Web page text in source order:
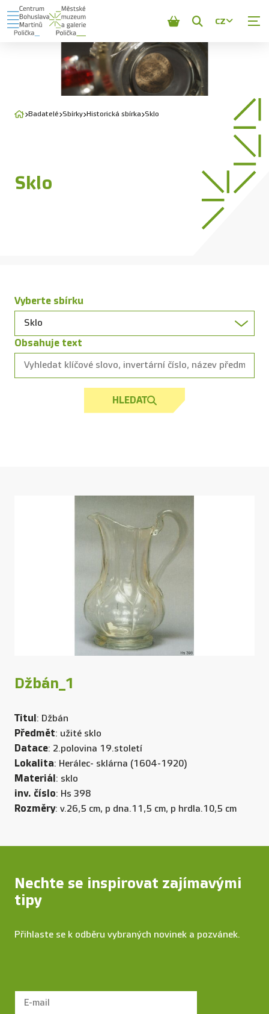
Zobrazit
vyhledávání
CZ
Badatelé Sbírky Historická sbírka Sklo
Sklo
Vyberte sbírku
Obsahuje text
HLEDAT
Džbán_1
Titul: Džbán
Předmět: užité sklo
Datace: 2.polovina 19.století
Lokalita: Herálec- sklárna (1604-1920)
Materiál: sklo
inv. číslo: Hs 398
Rozměry: v.26,5 cm, p dna.11,5 cm, p hrdla.10,5 cm
Nechte se inspirovat zajímavými
tipy
Přihlaste se k odběru vybraných novinek a pozvánek.